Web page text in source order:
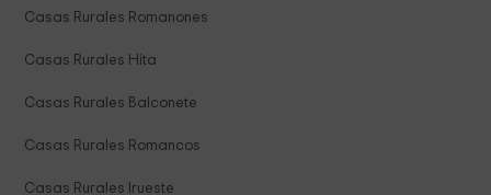
Casas Rurales Romanones
Casas Rurales Hita
Casas Rurales Balconete
Casas Rurales Romancos
Casas Rurales Irueste